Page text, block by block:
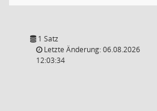
1 Satz
Letzte Änderung: 06.08.2026
12:03:34